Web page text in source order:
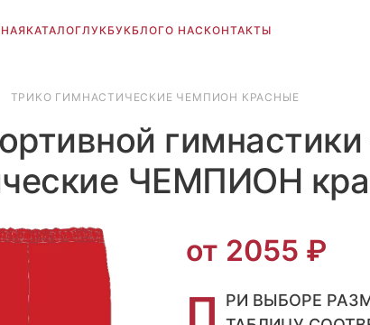
КАТАЛОГЛУКБУКБЛОГО НАС КОНТАКТЫ
ТРИКО ГИМНАСТИЧЕСКИЕ ЧЕМПИОН КРАСНЫЕ
ЧЕМПИОН
от 2055 ₽
П
РИ ВЫБОРЕ